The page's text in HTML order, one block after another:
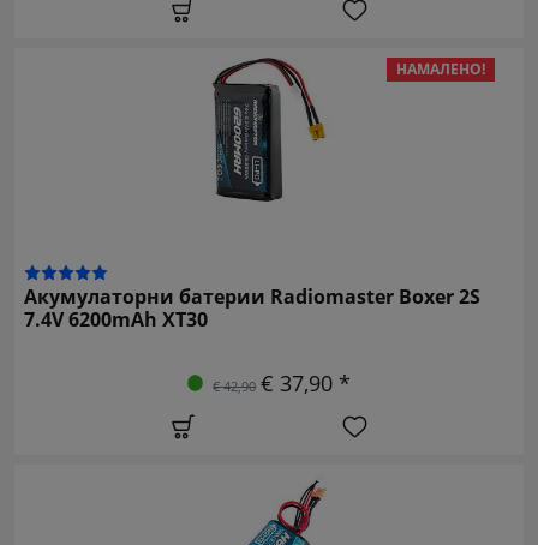
НАМАЛЕНО!
Акумулаторни батерии Radiomaster Boxer 2S
7.4V 6200mAh XT30
€ 42,90 € 37,90 *